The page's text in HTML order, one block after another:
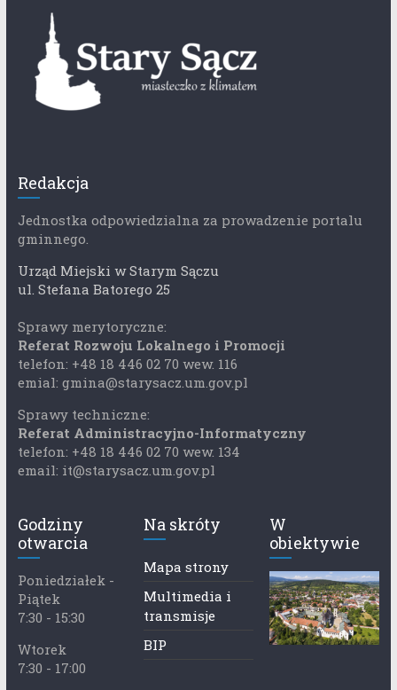
Redakcja
Jednostka odpowiedzialna za prowadzenie portalu
gminnego.
Urząd Miejski w Starym Sączu
ul. Stefana Batorego 25
Sprawy merytoryczne:
Referat Rozwoju Lokalnego i Promocji
telefon: +48 18 446 02 70 wew. 116
emial: gmina@starysacz.um.gov.pl
Sprawy techniczne:
Referat Administracyjno-Informatyczny
telefon: +48 18 446 02 70 wew. 134
email: it@starysacz.um.gov.pl
Godziny
otwarcia
Poniedziałek -
Piątek
7:30 - 15:30
Wtorek
7:30 - 17:00
Na skróty
Mapa strony
Multimedia i
transmisje
BIP
W
obiektywie